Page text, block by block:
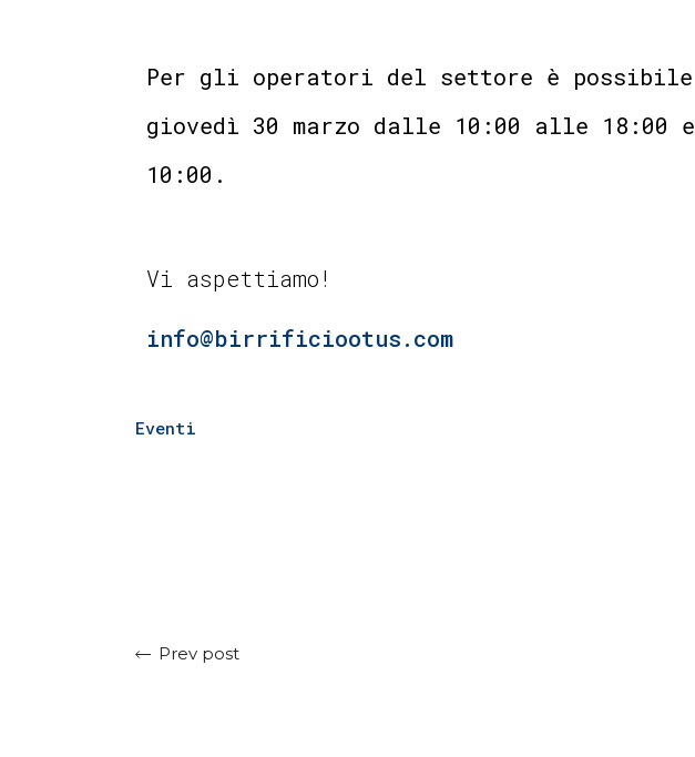
Per gli operatori del settore è
giovedì 30 marzo dalle 10:00 alle 18:00
10:00.
Vi aspettiamo!
info@birrificiootus.com
Eventi
Prev post